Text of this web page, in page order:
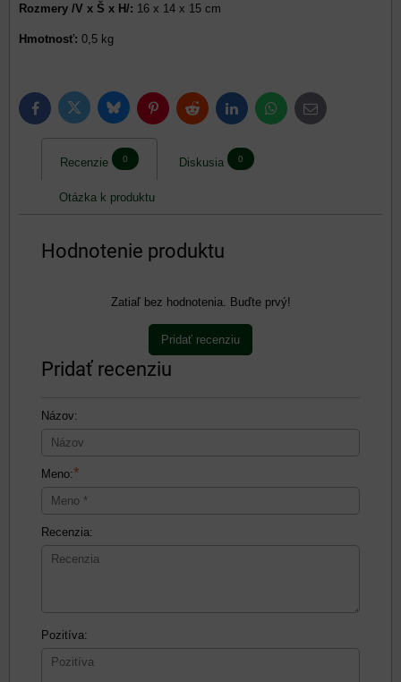
Rozmery /V x Š x H/: 16 x 14 x 15 cm
Hmotnosť: 0,5 kg
FacebookTwitter BlueskyPinterestReddit LinkedInWhatsApp
E-
mail
Recenzie 0 Diskusia 0
Otázka k produktu
Hodnotenie produktu
Zatiaľ bez hodnotenia. Buďte prvý!
Pridať recenziu
Pridať recenziu
Názov:
Meno:*
Recenzia:
Pozitíva: